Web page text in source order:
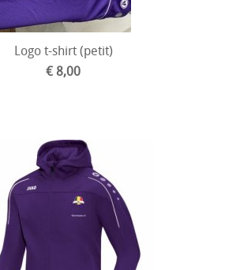
Logo t-shirt (petit)
€ 8,00